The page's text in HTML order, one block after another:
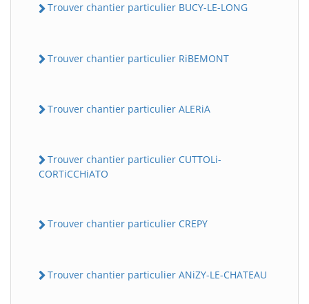
Trouver chantier particulier BUCY-LE-LONG
Trouver chantier particulier RiBEMONT
Trouver chantier particulier ALERiA
Trouver chantier particulier CUTTOLi-
CORTiCCHiATO
Trouver chantier particulier CREPY
Trouver chantier particulier ANiZY-LE-CHATEAU